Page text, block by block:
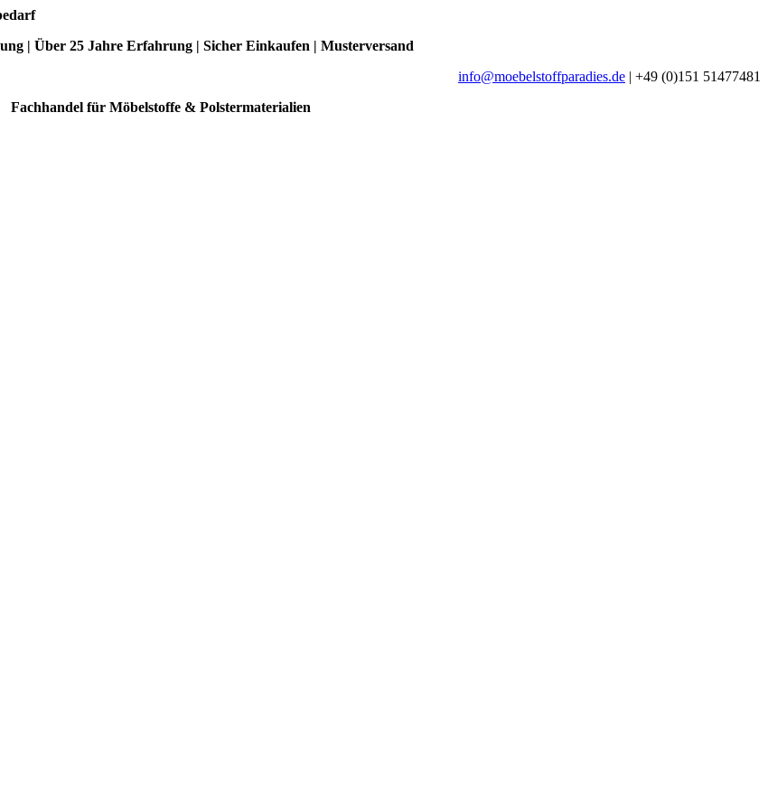
| Über 25 Jahre Erfahrung | Sicher Einkaufen | Musterversand
info@moebelstoffparadies.de | +49 (0)151 51477481
Fachhandel für Möbelstoffe & Polstermaterialien